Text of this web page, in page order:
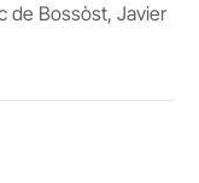
de Bossòst, Javier